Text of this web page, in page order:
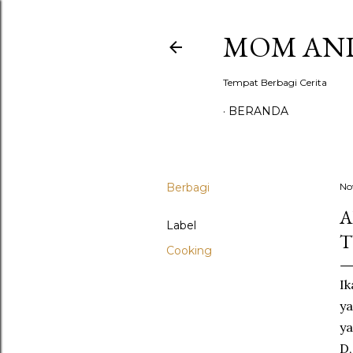
MOM
Tempat Berbagi Cerita
BERANDA
Berbagi
Label
Cooking